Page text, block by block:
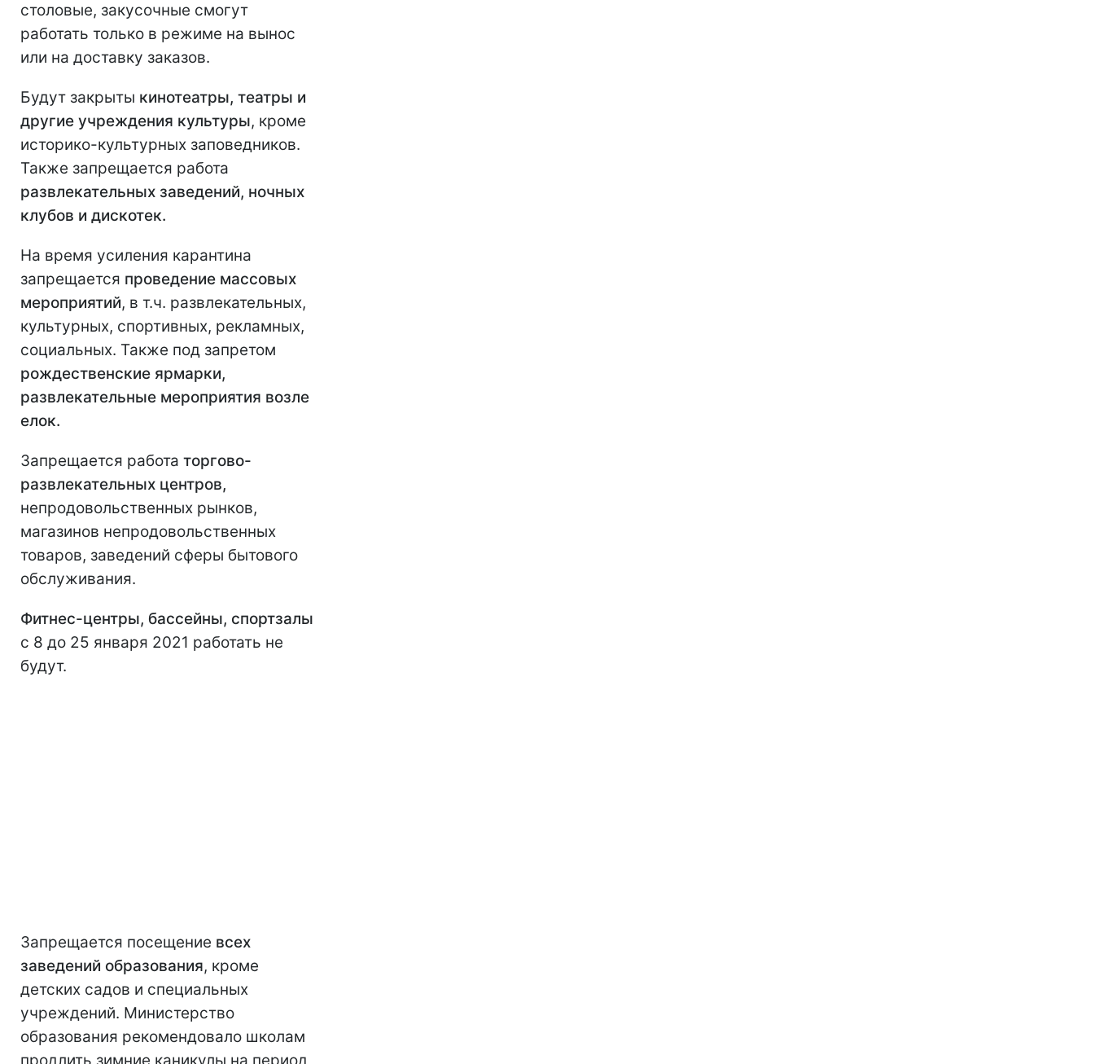
столовые, закусочные смогут
работать только в режиме на вынос
или на доставку заказов.
Будут закрыты кинотеатры, театры и
другие учреждения культуры, кроме
историко-культурных заповедников.
Также запрещается работа
развлекательных заведений, ночных
клубов и дискотек.
На время усиления карантина
запрещается проведение массовых
мероприятий, в т.ч. развлекательных,
культурных, спортивных, рекламных,
социальных. Также под запретом
рождественские ярмарки,
развлекательные мероприятия возле
елок.
Запрещается работа торгово-
развлекательных центров,
непродовольственных рынков,
магазинов непродовольственных
товаров, заведений сферы бытового
обслуживания.
Фитнес-центры, бассейны, спортзалы
с 8 до 25 января 2021 работать не
будут.
Запрещается посещение всех
заведений образования, кроме
детских садов и специальных
учреждений. Министерство
образования рекомендовало школам